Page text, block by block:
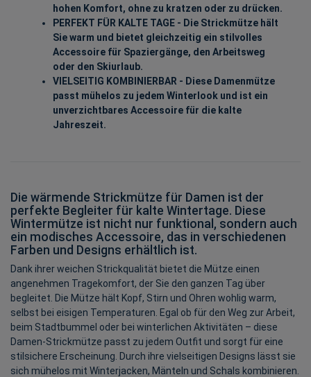
hohen Komfort, ohne zu kratzen oder zu drücken.
PERFEKT FÜR KALTE TAGE - Die Strickmütze hält
Sie warm und bietet gleichzeitig ein stilvolles
Accessoire für Spaziergänge, den Arbeitsweg
oder den Skiurlaub.
VIELSEITIG KOMBINIERBAR - Diese Damenmütze
passt mühelos zu jedem Winterlook und ist ein
unverzichtbares Accessoire für die kalte
Jahreszeit.
Die wärmende Strickmütze für Damen ist der
perfekte Begleiter für kalte Wintertage. Diese
Wintermütze ist nicht nur funktional, sondern auch
ein modisches Accessoire, das in verschiedenen
Farben und Designs erhältlich ist.
Dank ihrer weichen Strickqualität bietet die Mütze einen
angenehmen Tragekomfort, der Sie den ganzen Tag über
begleitet. Die Mütze hält Kopf, Stirn und Ohren wohlig warm,
selbst bei eisigen Temperaturen. Egal ob für den Weg zur Arbeit,
beim Stadtbummel oder bei winterlichen Aktivitäten – diese
Damen-Strickmütze passt zu jedem Outfit und sorgt für eine
stilsichere Erscheinung. Durch ihre vielseitigen Designs lässt sie
sich mühelos mit Winterjacken, Mänteln und Schals kombinieren.